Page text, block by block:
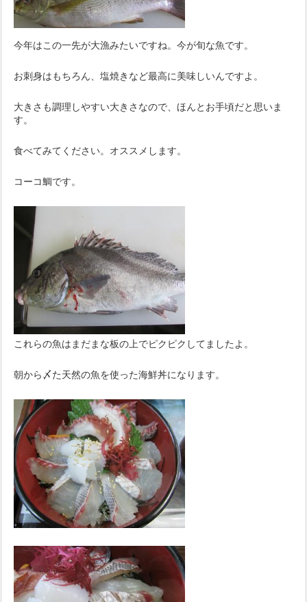
今年はこの一先が大漁みたいですね。今が旬な魚です。
お刺身はもちろん、塩焼きなど最高に美味しいんですよ。
大きさも調理しやすい大きさなので、ほんとお手頃だと思いま
す。
食べてみてください。オススメします。
コーコ鯛です。
これらの魚はまだまな板の上でピクピクしてましたよ。
朝から〆た天然の魚を使った海鮮丼になります。